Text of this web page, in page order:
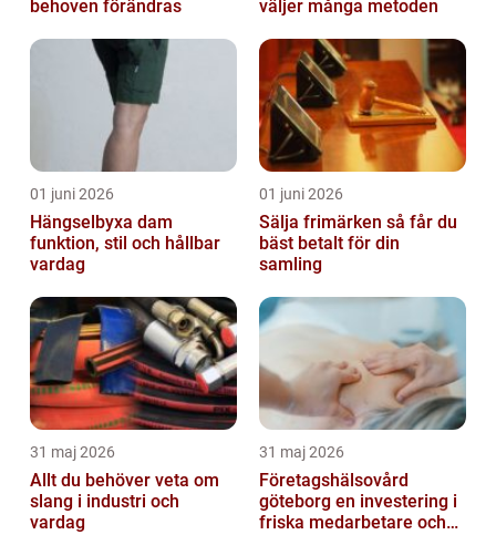
behoven förändras
väljer många metoden
01 juni 2026
Hängselbyxa dam
funktion, stil och hållbar
vardag
01 juni 2026
Sälja frimärken så får du
bäst betalt för din
samling
31 maj 2026
Allt du behöver veta om
slang i industri och
vardag
31 maj 2026
Företagshälsovård
göteborg en investering i
friska medarbetare och